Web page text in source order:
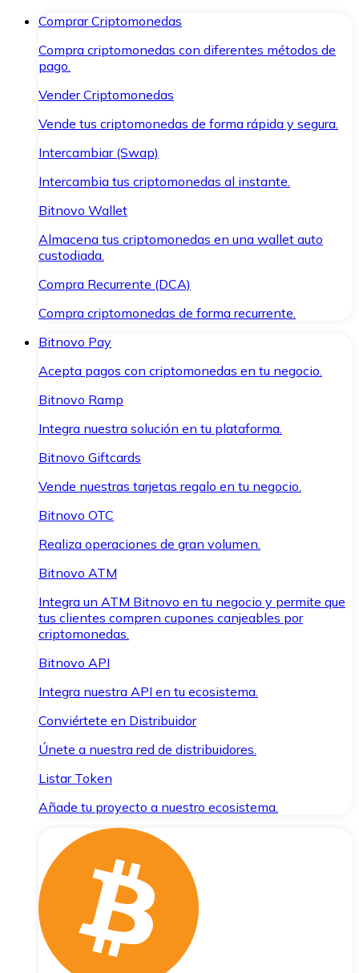
Comprar Criptomonedas
Compra criptomonedas con diferentes métodos de
pago.
Vender Criptomonedas
Vende tus criptomonedas de forma rápida y segura.
Intercambiar (Swap)
Intercambia tus criptomonedas al instante.
Bitnovo Wallet
Almacena tus criptomonedas en una wallet auto
custodiada.
Compra Recurrente (DCA)
Compra criptomonedas de forma recurrente.
Bitnovo Pay
Acepta pagos con criptomonedas en tu negocio.
Bitnovo Ramp
Integra nuestra solución en tu plataforma.
Bitnovo Giftcards
Vende nuestras tarjetas regalo en tu negocio.
Bitnovo OTC
Realiza operaciones de gran volumen.
Bitnovo ATM
Integra un ATM Bitnovo en tu negocio y permite que
tus clientes compren cupones canjeables por
criptomonedas.
Bitnovo API
Integra nuestra API en tu ecosistema.
Conviértete en Distribuidor
Únete a nuestra red de distribuidores.
Listar Token
Añade tu proyecto a nuestro ecosistema.